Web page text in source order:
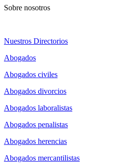
Sobre nosotros
Nuestros Directorios
Abogados
Abogados civiles
Abogados divorcios
Abogados laboralistas
Abogados penalistas
Abogados herencias
Abogados mercantilistas